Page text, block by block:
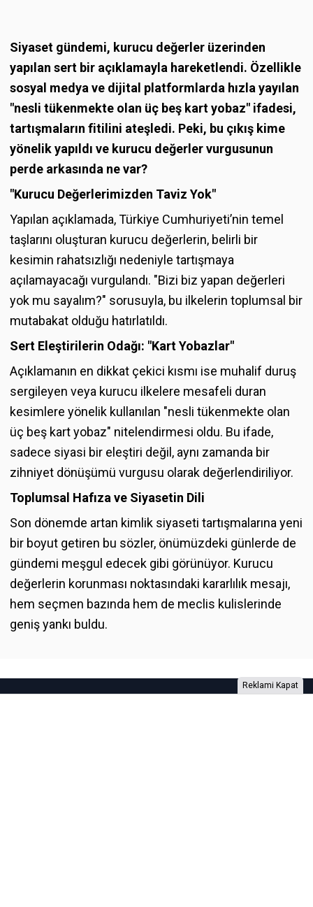
Siyaset gündemi, kurucu değerler üzerinden
yapılan sert bir açıklamayla hareketlendi. Özellikle
sosyal medya ve dijital platformlarda hızla yayılan
"nesli tükenmekte olan üç beş kart yobaz" ifadesi,
tartışmaların fitilini ateşledi. Peki, bu çıkış kime
yönelik yapıldı ve kurucu değerler vurgusunun
perde arkasında ne var?
"Kurucu Değerlerimizden Taviz Yok"
Yapılan açıklamada, Türkiye Cumhuriyeti’nin temel
taşlarını oluşturan kurucu değerlerin, belirli bir
kesimin rahatsızlığı nedeniyle tartışmaya
açılamayacağı vurgulandı. "Bizi biz yapan değerleri
yok mu sayalım?" sorusuyla, bu ilkelerin toplumsal bir
mutabakat olduğu hatırlatıldı.
Sert Eleştirilerin Odağı: "Kart Yobazlar"
Açıklamanın en dikkat çekici kısmı ise muhalif duruş
sergileyen veya kurucu ilkelere mesafeli duran
kesimlere yönelik kullanılan "nesli tükenmekte olan
üç beş kart yobaz" nitelendirmesi oldu. Bu ifade,
sadece siyasi bir eleştiri değil, aynı zamanda bir
zihniyet dönüşümü vurgusu olarak değerlendiriliyor.
Toplumsal Hafıza ve Siyasetin Dili
Son dönemde artan kimlik siyaseti tartışmalarına yeni
bir boyut getiren bu sözler, önümüzdeki günlerde de
gündemi meşgul edecek gibi görünüyor. Kurucu
değerlerin korunması noktasındaki kararlılık mesajı,
hem seçmen bazında hem de meclis kulislerinde
geniş yankı buldu.
Reklami Kapat